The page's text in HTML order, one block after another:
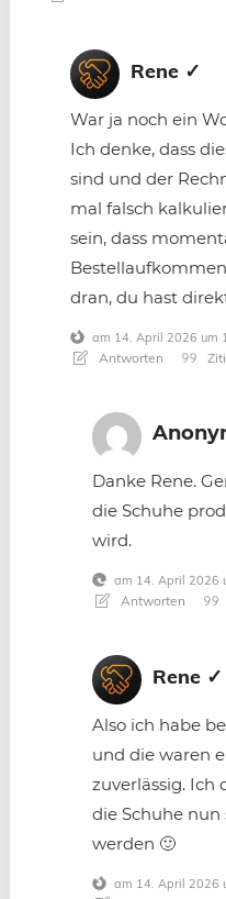
Rene ✓
War ja noch ein
Ich denke, dass
sind und der
mal falsch
sein, dass
dran, du hast
am 14. April 2026 um
Antworten
Danke Rene.
die Schuhe
wird.
am 14. April 2026
Antworten
Rene ✓
Also ich habe
und die waren
zuverlässig. Ich
die Schuhe
werden 🙂
am 14. April 2026